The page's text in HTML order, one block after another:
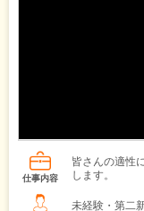
仕事内容
皆さんの適性
します。
未経験・第二